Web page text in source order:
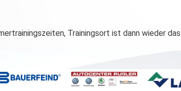
Trainingsort ist dann wieder